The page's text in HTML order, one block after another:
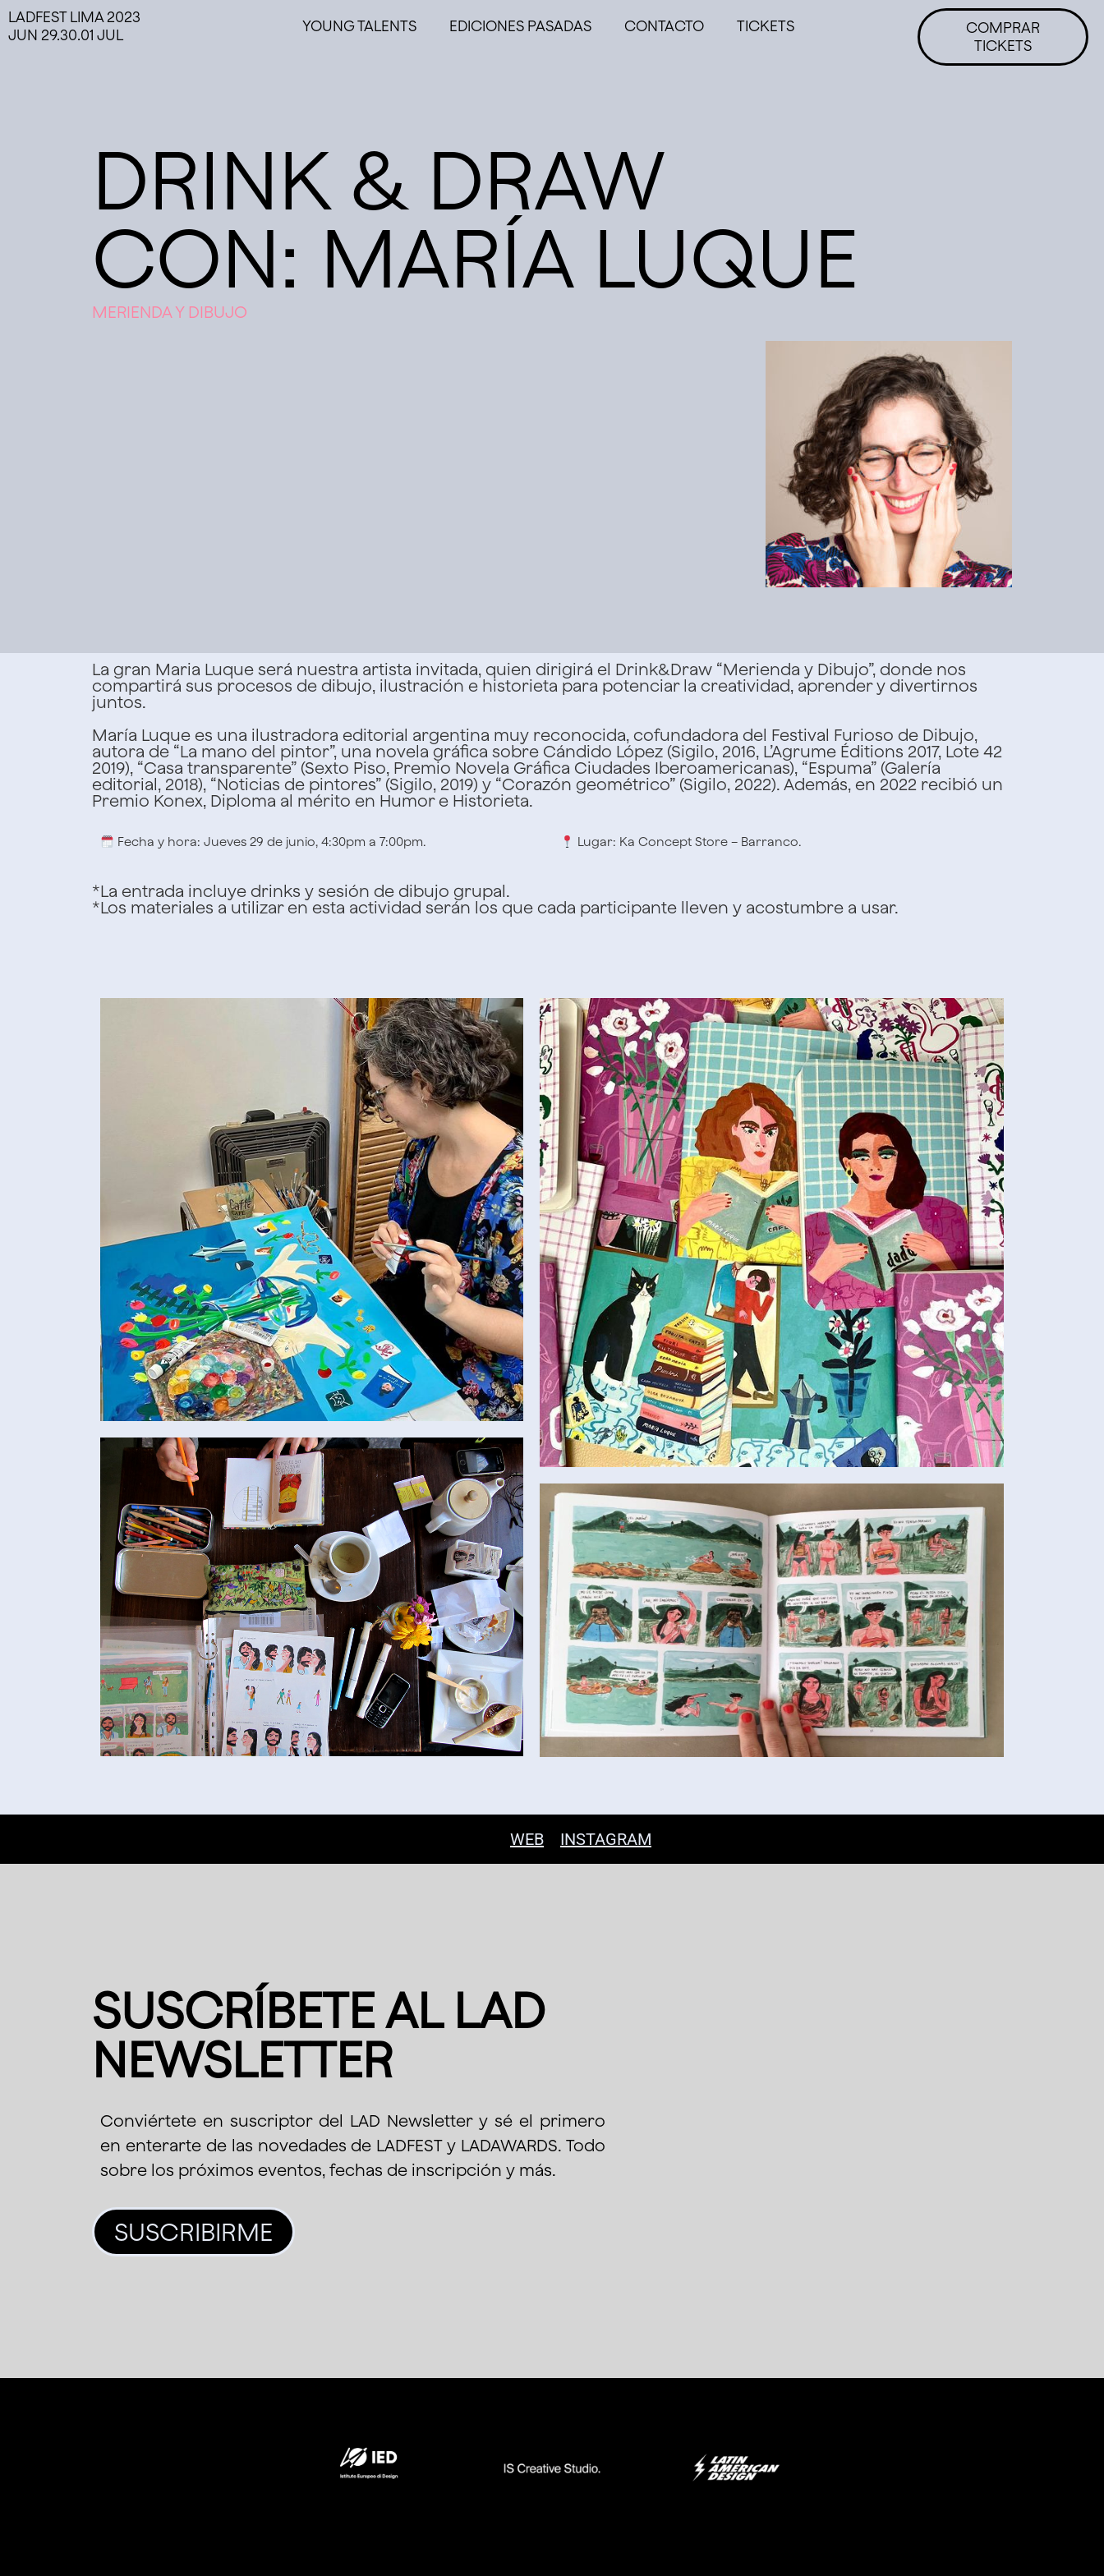
LADFEST LIMA 2023
JUN 29.30.01 JUL
YOUNG TALENTS EDICIONES PASADAS CONTACTO TICKETS
COMPRAR
TICKETS
DRINK & DRAW
CON: MARÍA LUQUE
MERIENDA Y DIBUJO
La gran Maria Luque será nuestra artista invitada, quien dirigirá el Drink&Draw “Merienda y Dibujo”, donde nos
compartirá sus procesos de dibujo, ilustración e historieta para potenciar la creatividad, aprender y divertirnos
juntos.
María Luque es una ilustradora editorial argentina muy reconocida, cofundadora del Festival Furioso de Dibujo,
autora de “La mano del pintor”, una novela gráfica sobre Cándido López (Sigilo, 2016, L’Agrume Éditions 2017, Lote 42
2019), “Casa transparente” (Sexto Piso, Premio Novela Gráfica Ciudades Iberoamericanas), “Espuma” (Galería
editorial, 2018), “Noticias de pintores” (Sigilo, 2019) y “Corazón geométrico” (Sigilo, 2022). Además, en 2022 recibió un
Premio Konex, Diploma al mérito en Humor e Historieta.
Fecha y hora: Jueves 29 de junio, 4:30pm a 7:00pm. Lugar: Ka Concept Store – Barranco.
*La entrada incluye drinks y sesión de dibujo grupal.
*Los materiales a utilizar en esta actividad serán los que cada participante lleven y acostumbre a usar.
WEB INSTAGRAM
SUSCRÍBETE AL LAD
NEWSLETTER
Conviértete en suscriptor del LAD Newsletter y sé el primero
en enterarte de las novedades de LADFEST y LADAWARDS. Todo
sobre los próximos eventos, fechas de inscripción y más.
SUSCRIBIRME